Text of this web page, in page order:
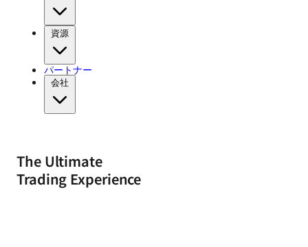
資源
パートナー
会社
The Ultimate
Trading Experience